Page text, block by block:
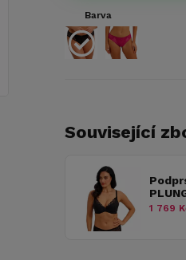
Barva
Související
1 769